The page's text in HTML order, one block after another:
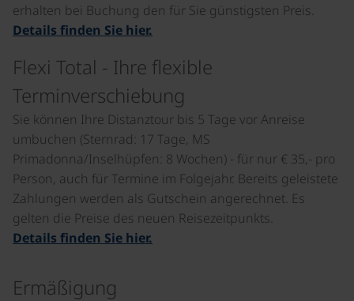
erhalten bei Buchung den für Sie günstigsten Preis.
Details finden Sie hier.
Flexi Total - Ihre flexible
Terminverschiebung
Sie können Ihre Distanztour bis 5 Tage vor Anreise
umbuchen (Sternrad: 17 Tage, MS
Primadonna/Inselhüpfen: 8 Wochen) - für nur € 35,- pro
Person, auch für Termine im Folgejahr. Bereits geleistete
Zahlungen werden als Gutschein angerechnet. Es
gelten die Preise des neuen Reisezeitpunkts.
Details finden Sie hier.
Ermäßigung